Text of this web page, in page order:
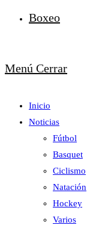
Boxeo
Menú Cerrar
Inicio
Noticias
Fútbol
Basquet
Ciclismo
Natación
Hockey
Varios